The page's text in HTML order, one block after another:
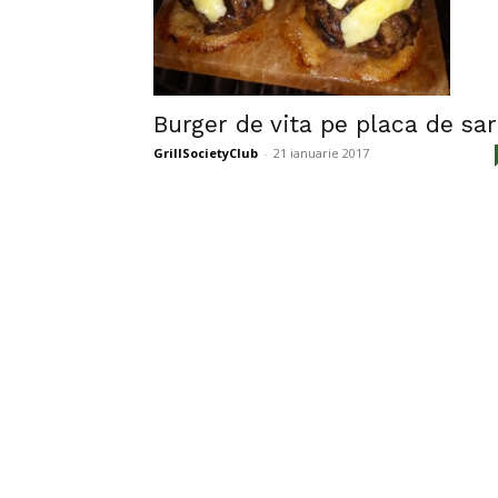
Burger de vita pe placa de
GrillSocietyClub - 21 ianuarie 2017